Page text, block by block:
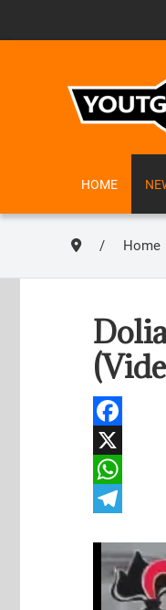
HOME
Home
Facebook
X
WhatsApp